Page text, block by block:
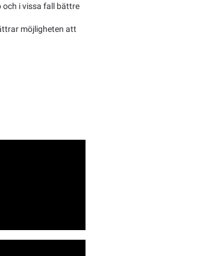
och i vissa fall bättre
möjligheten att